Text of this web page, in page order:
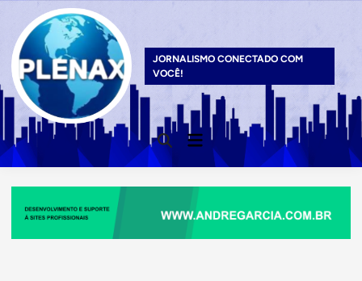
content
JORNALISMO CONECTADO COM
VOCÊ!
Open
Search
Main
Menu